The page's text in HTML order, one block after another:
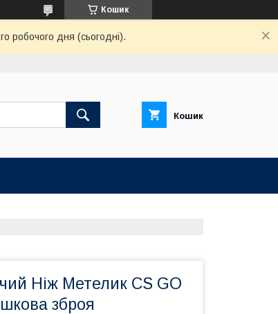
Кошик
робочого дня (сьогодні).
Кошик
Ніж Метелик CS GO
зброя